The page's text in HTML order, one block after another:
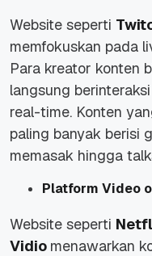
Website seperti
memfokuskan pada
Para kreator konten
langsung
real-time. Konten
paling banyak berisi
memasak hingga
Platform Video
Website seperti
Vidio menawarkan